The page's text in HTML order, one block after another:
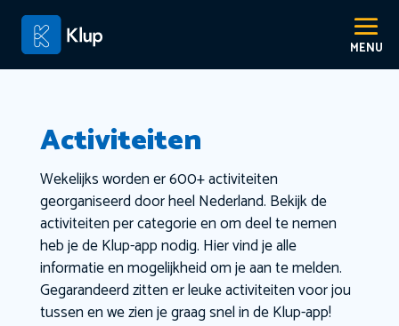
Activiteiten
Wekelijks worden er 600+ activiteiten
georganiseerd door heel Nederland. Bekijk de
activiteiten per categorie en om deel te nemen
heb je de Klup-app nodig. Hier vind je alle
informatie en mogelijkheid om je aan te melden.
Gegarandeerd zitten er leuke activiteiten voor jou
tussen en we zien je graag snel in de Klup-app!